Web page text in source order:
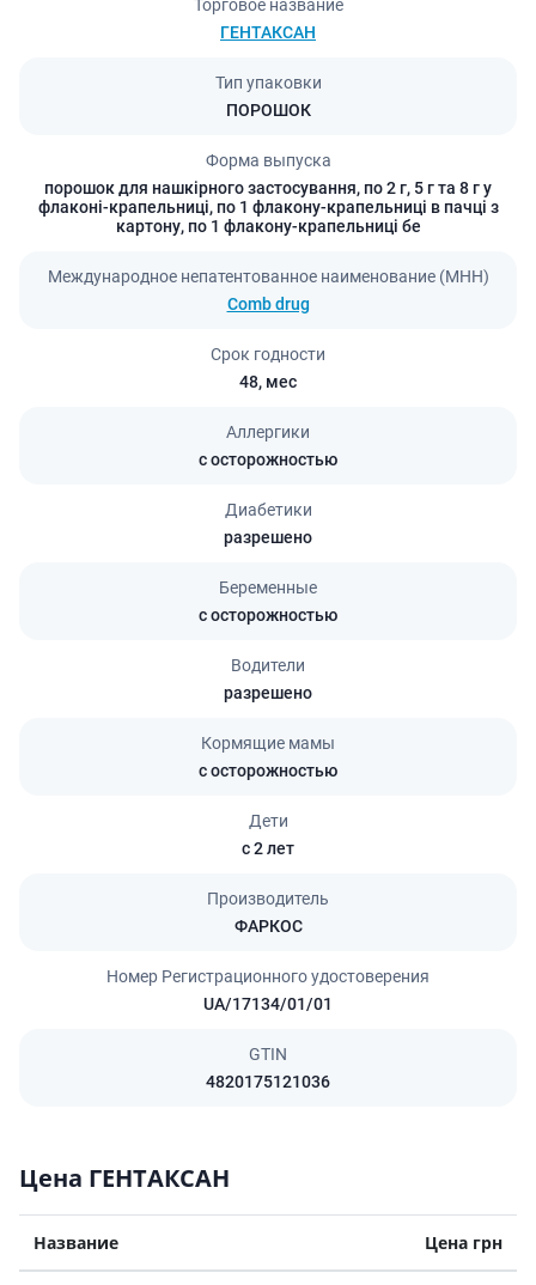
Торговое название
ГЕНТАКСАН
Тип упаковки
ПОРОШОК
Форма выпуска
порошок для нашкірного застосування, по 2 г, 5 г та 8 г у
флаконі-крапельниці, по 1 флакону-крапельниці в пачці з
картону, по 1 флакону-крапельниці бе
Международное непатентованное наименование (МНН)
Comb drug
Срок годности
48, мес
Аллергики
с осторожностью
Диабетики
разрешено
Беременные
с осторожностью
Водители
разрешено
Кормящие мамы
с осторожностью
Дети
с 2 лет
Производитель
ФАРКОС
Номер Регистрационного удостоверения
UA/17134/01/01
GTIN
4820175121036
Цена ГЕНТАКСАН
Название Цена грн